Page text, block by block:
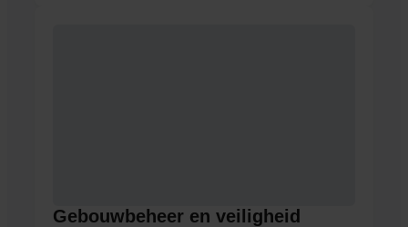
Gebouwbeheer en veiligheid